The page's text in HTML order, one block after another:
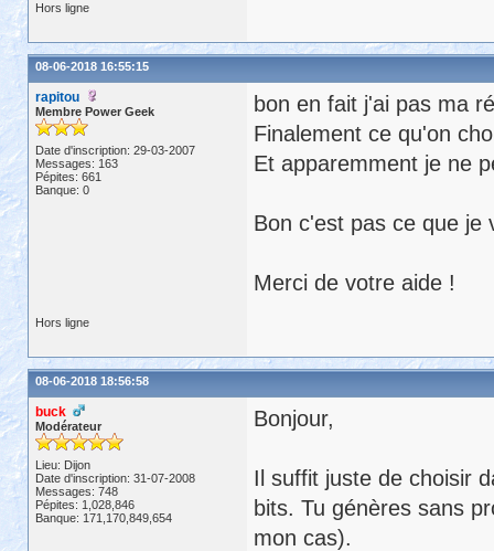
Hors ligne
08-06-2018 16:55:15
rapitou
Membre Power Geek
Date d'inscription: 29-03-2007
Messages: 163
Pépites: 661
Banque: 0
bon en fait j'ai pas ma
Finalement ce qu'on
Et apparemment je ne
Bon c'est pas ce que je
Merci de votre aide !
Hors ligne
08-06-2018 18:56:58
buck
Modérateur
Lieu: Dijon
Date d'inscription: 31-07-2008
Messages: 748
Pépites: 1,028,846
Banque: 171,170,849,654
Bonjour,
Il suffit juste de choisir
bits. Tu génères sans
mon cas).